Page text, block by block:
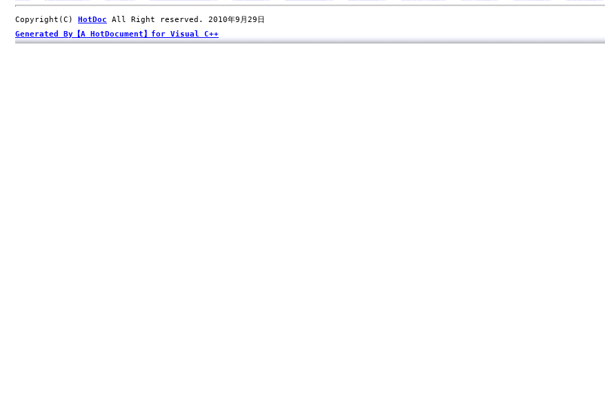
Copyright(C) HotDoc All Right reserved. 2010年9月29日
Generated By【A HotDocument】for Visual C++